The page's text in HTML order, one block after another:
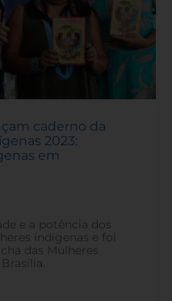
caderno da
2023:
em
e a potência dos
indígenas e foi
das Mulheres